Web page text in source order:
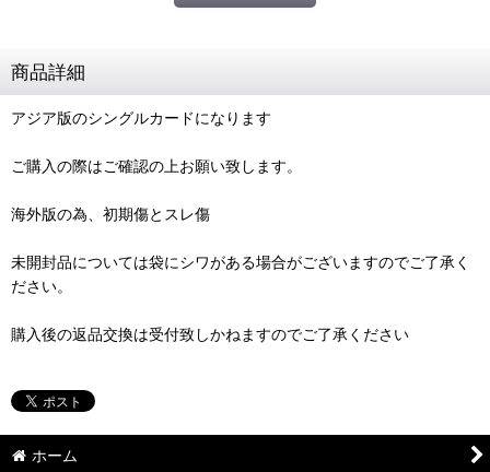
商品詳細
アジア版のシングルカードになります
ご購入の際はご確認の上お願い致します。
海外版の為、初期傷とスレ傷
未開封品については袋にシワがある場合がございますのでご了承く
ださい。
購入後の返品交換は受付致しかねますのでご了承ください
ホーム